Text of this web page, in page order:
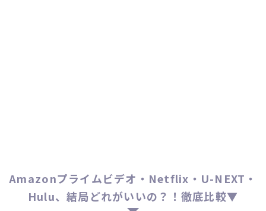
Amazonプライムビデオ・Netflix・U-NEXT・
Hulu、結局どれがいいの？！徹底比較▼